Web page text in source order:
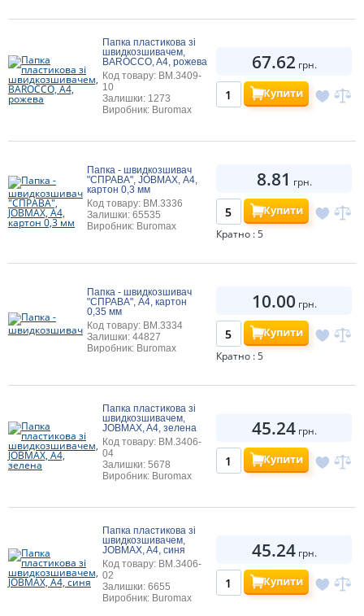
Папка пластикова зі
швидкозшивачем,
BAROCCO, A4, рожева
Код товару: BM.3409-
10
Залишки: 1273
Виробник: Buromax
67.62 грн.
Купити
Папка - швидкозшивач
"СПРАВА", JOBMAX, А4,
картон 0,3 мм
Код товару: BM.3336
Залишки: 65535
Виробник: Buromax
8.81 грн.
Купити
Кратно : 5
Папка - швидкозшивач
"СПРАВА", А4, картон
0,35 мм
Код товару: BM.3334
Залишки: 44827
Виробник: Buromax
10.00 грн.
Купити
Кратно : 5
Папка пластикова зі
швидкозшивачем,
JOBMAX, A4, зелена
Код товару: BM.3406-
04
Залишки: 5678
Виробник: Buromax
45.24грн.
Купити
Папка пластикова зі
швидкозшивачем,
JOBMAX, A4, синя
Код товару: BM.3406-
02
Залишки: 6655
Виробник: Buromax
45.24грн.
Купити